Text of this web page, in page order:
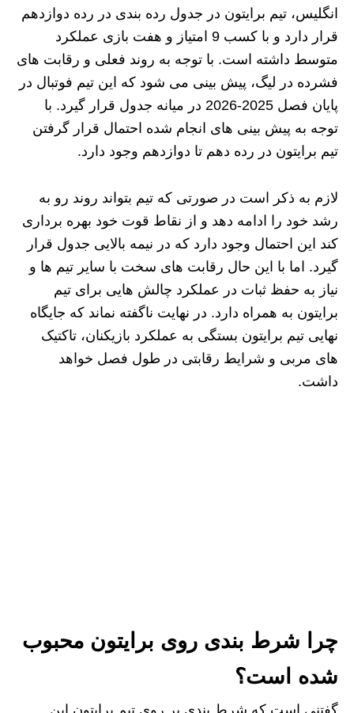
انگلیس، تیم برایتون در جدول رده‌ بندی در رده دوازدهم
قرار دارد و با کسب 9 امتیاز و هفت بازی عملکرد
متوسط داشته است. با توجه به روند فعلی و رقابت‌ های
فشرده در لیگ، پیش‌ بینی می‌ شود که این تیم فوتبال در
پایان فصل 2025-2026 در میانه جدول قرار گیرد. با
توجه به پیش‌ بینی‌ های انجام شده احتمال قرار گرفتن
تیم برایتون در رده دهم تا دوازدهم وجود دارد.
لازم به ذکر است در صورتی که تیم بتواند روند رو به
رشد خود را ادامه دهد و از نقاط قوت خود بهره‌ برداری
کند این احتمال وجود دارد که در نیمه بالایی جدول قرار
گیرد. اما با این حال رقابت‌ های سخت با سایر تیم‌ ها و
نیاز به حفظ ثبات در عملکرد چالش‌ هایی برای تیم
برایتون به همراه دارد. در نهایت ناگفته نماند که جایگاه
نهایی تیم برایتون بستگی به عملکرد بازیکنان، تاکتیک‌
های مربی و شرایط رقابتی در طول فصل خواهد
داشت.
چرا شرط بندی روی برایتون محبوب
شده است؟